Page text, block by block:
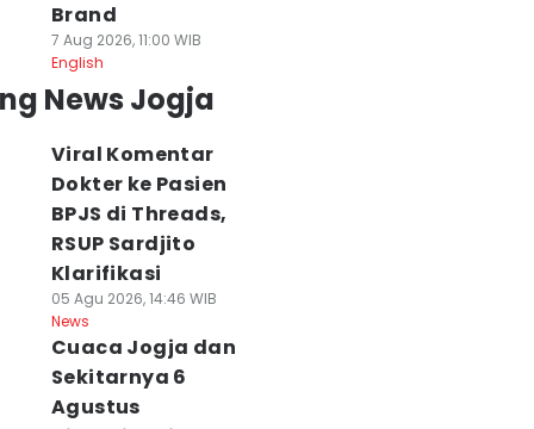
Brand
7 Aug 2026, 11:00 WIB
English
News Jogja
Viral Komentar
Dokter ke Pasien
BPJS di Threads,
RSUP Sardjito
Klarifikasi
05 Agu 2026, 14:46 WIB
News
Cuaca Jogja dan
Sekitarnya 6
Agustus